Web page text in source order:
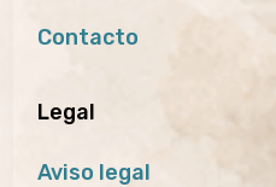
Contacto
Legal
Aviso legal